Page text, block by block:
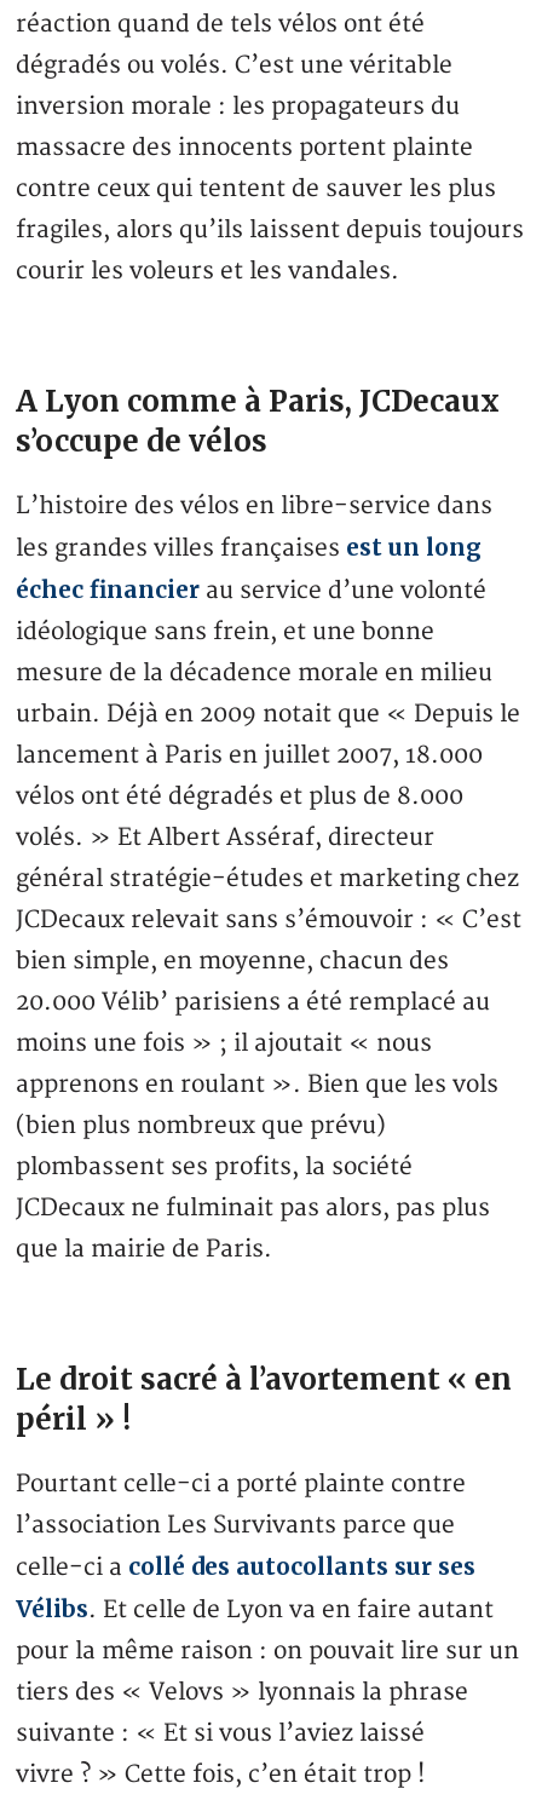
réaction quand de tels vélos ont été
dégradés ou volés. C’est une véritable
inversion morale : les propagateurs du
massacre des innocents portent plainte
contre ceux qui tentent de sauver les plus
fragiles, alors qu’ils laissent depuis toujours
courir les voleurs et les vandales.
A Lyon comme à Paris, JCDecaux
s’occupe de vélos
L’histoire des vélos en libre-service dans
les grandes villes françaises est un long
échec financier au service d’une volonté
idéologique sans frein, et une bonne
mesure de la décadence morale en milieu
urbain. Déjà en 2009 notait que « Depuis le
lancement à Paris en juillet 2007, 18.000
vélos ont été dégradés et plus de 8.000
volés. » Et Albert Asséraf, directeur
général stratégie-études et marketing chez
JCDecaux relevait sans s’émouvoir : « C’est
bien simple, en moyenne, chacun des
20.000 Vélib’ parisiens a été remplacé au
moins une fois » ; il ajoutait « nous
apprenons en roulant ». Bien que les vols
(bien plus nombreux que prévu)
plombassent ses profits, la société
JCDecaux ne fulminait pas alors, pas plus
que la mairie de Paris.
Le droit sacré à l’avortement « en
péril » !
Pourtant celle-ci a porté plainte contre
l’association Les Survivants parce que
celle-ci a collé des autocollants sur ses
Vélibs. Et celle de Lyon va en faire autant
pour la même raison : on pouvait lire sur un
tiers des « Velovs » lyonnais la phrase
suivante : « Et si vous l’aviez laissé
vivre ? » Cette fois, c’en était trop !